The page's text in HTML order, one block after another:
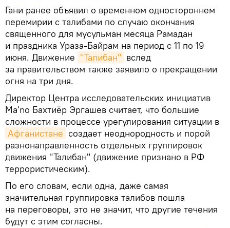
Гани ранее объявил о временном одностороннем
перемирии с талибами по случаю окончания
священного для мусульман месяца Рамадан
и праздника Ураза-Байрам на период с 11 по 19
июня. Движение "Талибан" вслед
за правительством также заявило о прекращении
огня на три дня.
Директор Центра исследовательских инициатив
Ma'no Бахтиёр Эргашев считает, что большие
сложности в процессе урегулирования ситуации в
Афганистане создает неоднородность и порой
разнонаправленность отдельных группировок
движения "Талибан" (движение признано в РФ
террористическим).
По его словам, если одна, даже самая
значительная группировка талибов пошла
на переговоры, это не значит, что другие течения
будут с этим согласны.